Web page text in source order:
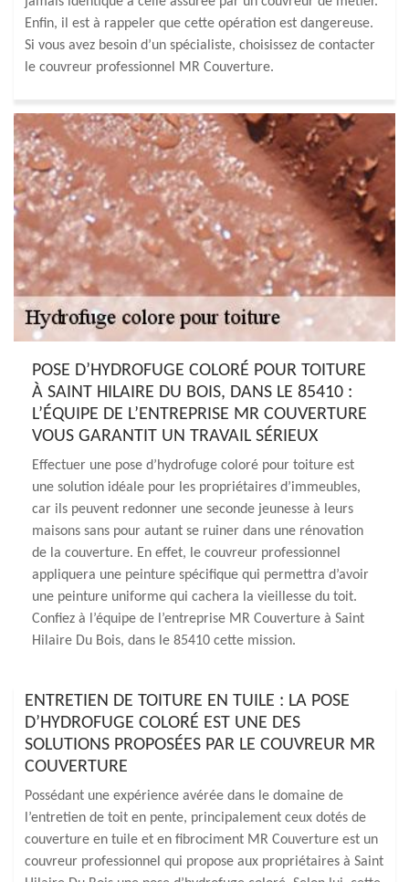
Enfin, il est à rappeler que cette opération est dangereuse.
Si vous avez besoin d’un spécialiste, choisissez de contacter
le couvreur professionnel MR Couverture.
POSE D’HYDROFUGE COLORÉ POUR TOITURE
À SAINT HILAIRE DU BOIS, DANS LE 85410 :
L’ÉQUIPE DE L’ENTREPRISE MR COUVERTURE
VOUS GARANTIT UN TRAVAIL SÉRIEUX
Effectuer une pose d’hydrofuge coloré pour toiture est
une solution idéale pour les propriétaires d’immeubles,
car ils peuvent redonner une seconde jeunesse à leurs
maisons sans pour autant se ruiner dans une rénovation
de la couverture. En effet, le couvreur professionnel
appliquera une peinture spécifique qui permettra d’avoir
une peinture uniforme qui cachera la vieillesse du toit.
Confiez à l’équipe de l’entreprise MR Couverture à Saint
Hilaire Du Bois, dans le 85410 cette mission.
ENTRETIEN DE TOITURE EN TUILE : LA POSE
D’HYDROFUGE COLORÉ EST UNE DES
SOLUTIONS PROPOSÉES PAR LE COUVREUR MR
COUVERTURE
Possédant une expérience avérée dans le domaine de
l’entretien de toit en pente, principalement ceux dotés de
couverture en tuile et en fibrociment MR Couverture est un
couvreur professionnel qui propose aux propriétaires à Saint